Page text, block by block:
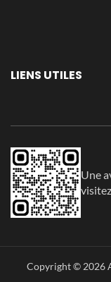
LIENS UTILES
Une
Copyright © 2026